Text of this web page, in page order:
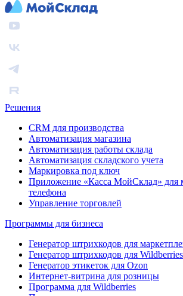
Решения
CRM для производства
Автоматизация магазина
Автоматизация работы склада
Автоматизация складского учета
Маркировка под ключ
Приложение «Касса МойСклад» для
телефона
Управление торговлей
Программы для бизнеса
Генератор штрихкодов для
Генератор штрихкодов для Wildberries
Генератор этикеток для Ozon
Интернет-витрина для розницы
Программа для Wildberries